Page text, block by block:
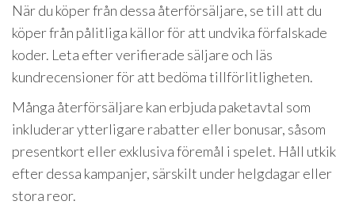
När du köper från dessa återförsäljare, se till att du
köper från pålitliga källor för att undvika förfalskade
koder. Leta efter verifierade säljare och läs
kundrecensioner för att bedöma tillförlitligheten.
Många återförsäljare kan erbjuda paketavtal som
inkluderar ytterligare rabatter eller bonusar, såsom
presentkort eller exklusiva föremål i spelet. Håll utkik
efter dessa kampanjer, särskilt under helgdagar eller
stora reor.